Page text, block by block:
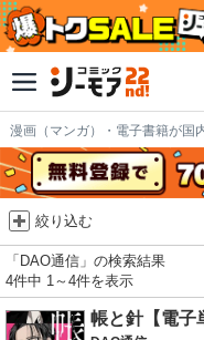
漫画（マンガ）・電子書籍が国
絞り込む
「DAO通信」の検索結果
4件中 1～4件を表示
帳と針【電子